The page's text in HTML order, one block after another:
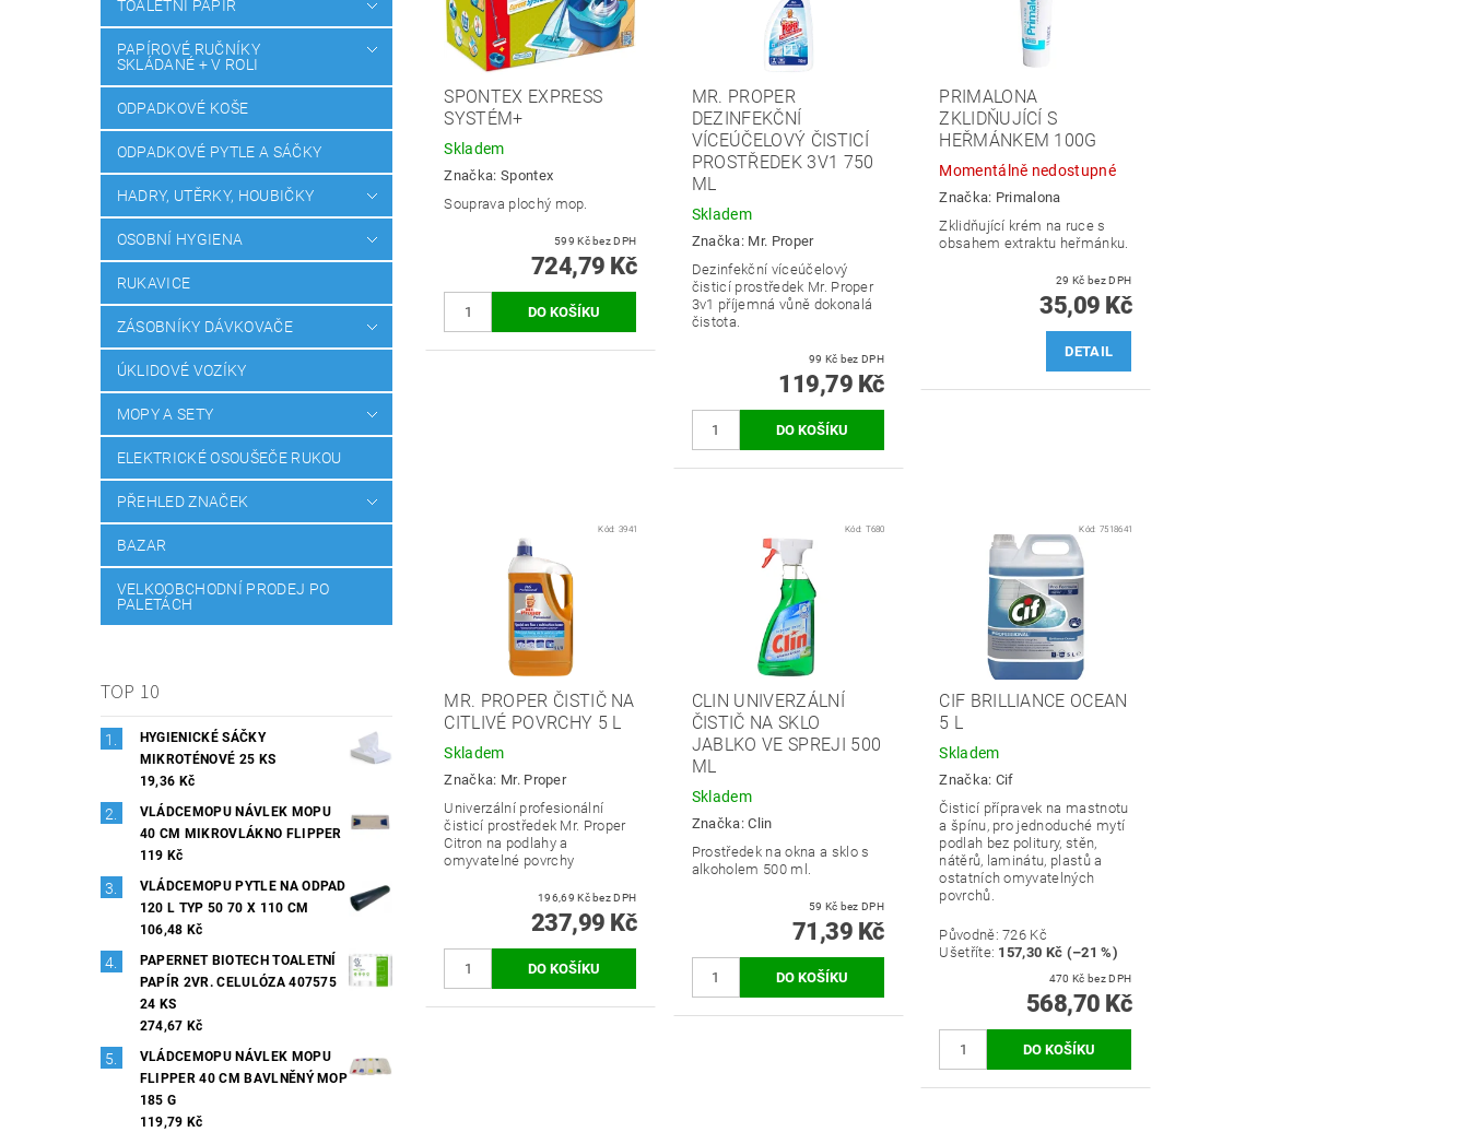
TOALETNÍ PAPÍR
PAPÍROVÉ RUČNÍKY
SKLÁDANÉ + V ROLI
ODPADKOVÉ KOŠE
ODPADKOVÉ PYTLE A SÁČKY
HADRY, UTĚRKY, HOUBIČKY
OSOBNÍ HYGIENA
RUKAVICE
ZÁSOBNÍKY DÁVKOVAČE
ÚKLIDOVÉ VOZÍKY
MOPY A SETY
ELEKTRICKÉ OSOUŠEČE RUKOU
PŘEHLED ZNAČEK
BAZAR
VELKOOBCHODNÍ PRODEJ PO
PALETÁCH
TOP 10
HYGIENICKÉ SÁČKY
MIKROTÉNOVÉ 25 KS
19,36 Kč
VLÁDCEMOPU NÁVLEK MOPU
40 CM MIKROVLÁKNO FLIPPER
119 Kč
VLÁDCEMOPU PYTLE NA ODPAD
120 L TYP 50 70 X 110 CM
106,48 Kč
PAPERNET BIOTECH TOALETNÍ
PAPÍR 2VR. CELULÓZA 407575
24 KS
274,67 Kč
VLÁDCEMOPU NÁVLEK MOPU
FLIPPER 40 CM BAVLNĚNÝ MOP
185 G
119,79 Kč
SPONTEX EXPRESS
SYSTÉM+
Skladem
Značka: Spontex
Souprava plochý mop.
599 Kč bez DPH
724,79 Kč
MR. PROPER
DEZINFEKČNÍ
VÍCEÚČELOVÝ ČISTICÍ
PROSTŘEDEK 3V1 750
ML
Skladem
Značka: Mr. Proper
Dezinfekční víceúčelový
čisticí prostředek Mr. Proper
3v1 příjemná vůně dokonalá
čistota.
99 Kč bez DPH
119,79 Kč
PRIMALONA
ZKLIDŇUJÍCÍ S
HEŘMÁNKEM 100G
Momentálně nedostupné
Značka: Primalona
Zklidňující krém na ruce s
obsahem extraktu heřmánku.
29 Kč bez DPH
35,09 Kč
DETAIL
Kód:3941
MR. PROPER ČISTIČ NA
CITLIVÉ POVRCHY 5 L
Skladem
Značka: Mr. Proper
Univerzální profesionální
čisticí prostředek Mr. Proper
Citron na podlahy a
omyvatelné povrchy
196,69 Kč bez DPH
237,99 Kč
Kód: T680
CLIN UNIVERZÁLNÍ
ČISTIČ NA SKLO
JABLKO VE SPREJI 500
ML
Skladem
Značka:Clin
Prostředek na okna a sklo s
alkoholem 500 ml.
59 Kč bez DPH
71,39 Kč
Kód: 7518641
CIF BRILLIANCE OCEAN
5 L
Skladem
Značka: Cif
Čisticí přípravek na mastnotu
a špínu, pro jednoduché mytí
podlah bez politury, stěn,
nátěrů, laminátu, plastů a
ostatních omyvatelných
povrchů.
Původně:726 Kč
Ušetříte: 157,30 Kč (–21 %)
470 Kč bez DPH
568,70 Kč